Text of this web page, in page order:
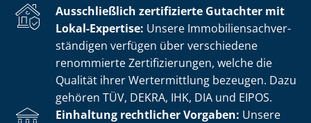
Ausschließlich zertifizierte Gutachter mit
Lokal-Expertise: Unsere Im­mo­bi­li­en­sach­ver­
stän­di­gen verfügen über verschiedene
renommierte Zer­ti­fi­zie­run­gen, welche die
Qualität ihrer Wertermittlung bezeugen. Dazu
gehören TÜV, DEKRA, IHK, DIA und EIPOS.
Einhaltung rechtlicher Vorgaben: Unsere